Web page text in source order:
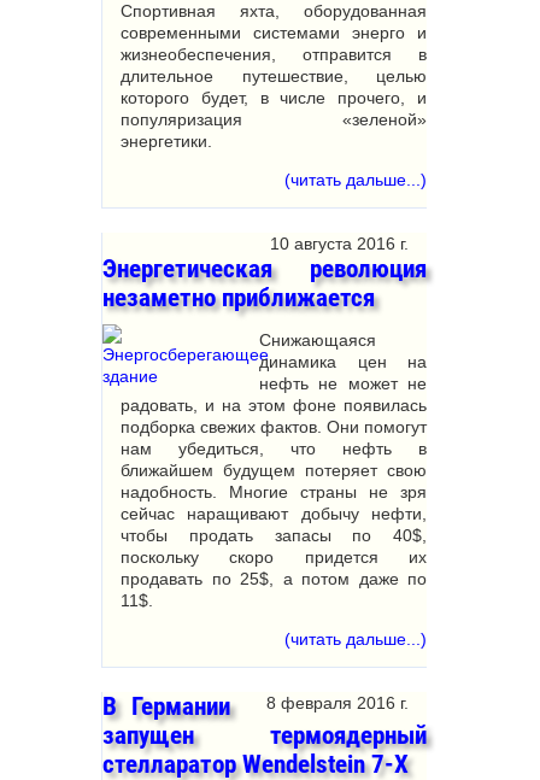
Спортивная яхта, оборудованная
современными системами энерго и
жизнеобеспечения, отправится в
длительное путешествие, целью
которого будет, в числе прочего, и
популяризация «зеленой»
энергетики.
(читать дальше...)
10 августа 2016 г.
Энергетическая революция
незаметно приближается
Снижающаяся
динамика цен на
нефть не может не
радовать, и на этом фоне появилась
подборка свежих фактов. Они помогут
нам убедиться, что нефть в
ближайшем будущем потеряет свою
надобность. Многие страны не зря
сейчас наращивают добычу нефти,
чтобы продать запасы по 40$,
поскольку скоро придется их
продавать по 25$, а потом даже по
11$.
(читать дальше...)
8 февраля 2016 г.
В Германии
запущен термоядерный
стелларатор Wendelstein 7-X